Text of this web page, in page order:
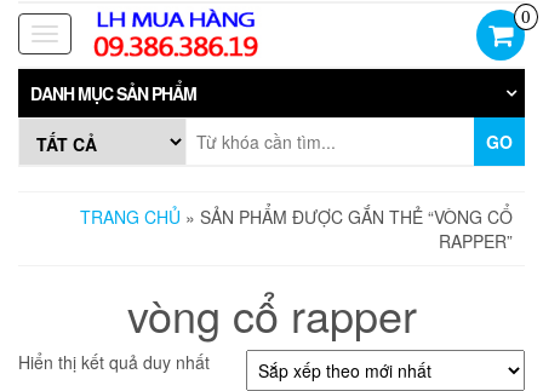
Skip
the
content
Toggle
navigation
0
DANH MỤC SẢN PHẨM
GO
TRANG CHỦ » SẢN PHẨM ĐƯỢC GẮN THẺ “VÒNG CỔ
RAPPER”
vòng cổ rapper
Hiển thị kết quả duy nhất